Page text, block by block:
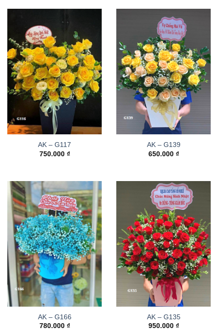
AK – G117
750.000 ₫
AK – G139
650.000 ₫
AK – G166
780.000 ₫
AK – G135
950.000 ₫